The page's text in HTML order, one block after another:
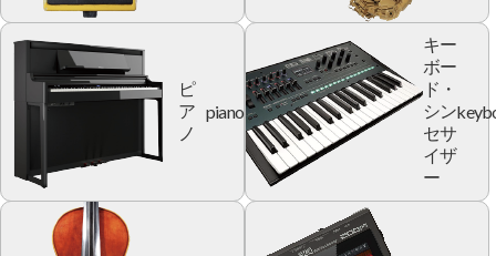
ピ
ア
ノ
piano
キー
ボー
ド・
シン
セサ
イザ
ー